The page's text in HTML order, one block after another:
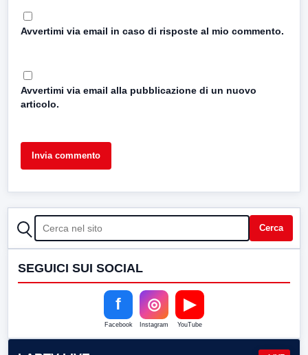
Avvertimi via email in caso di risposte al mio commento.
Avvertimi via email alla pubblicazione di un nuovo
articolo.
CERCA Cerca
SEGUICI SUI SOCIAL
f
Facebook
◎
Instagram
▶
YouTube